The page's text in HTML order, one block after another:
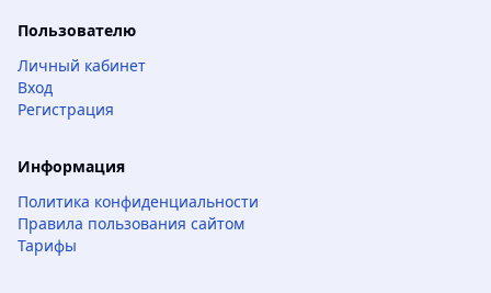
Пользователю
Личный кабинет
Вход
Регистрация
Информация
Политика конфиденциальности
Правила пользования сайтом
Тарифы